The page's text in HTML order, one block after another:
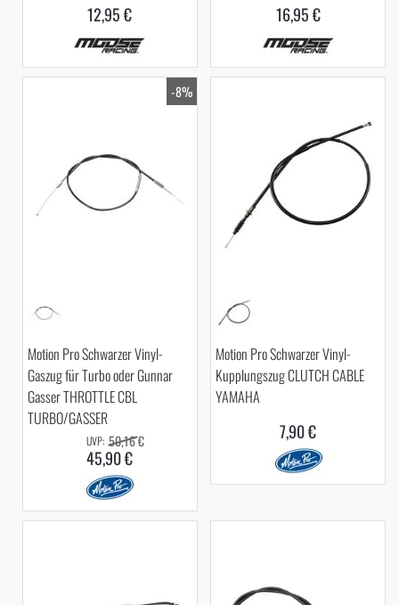
12,95 € 16,95 €
-8%
Motion Pro Schwarzer Vinyl-
Gaszug für Turbo oder Gunnar
Gasser THROTTLE CBL
TURBO/GASSER
45,90 €
50,16 €
Motion Pro Schwarzer Vinyl-
Kupplungszug CLUTCH CABLE
YAMAHA
7,90 €